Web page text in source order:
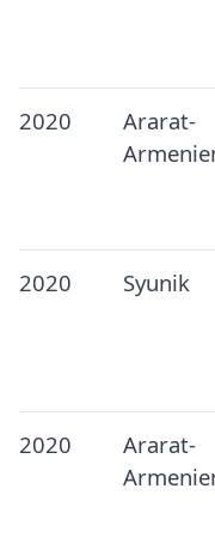
2020
Ararat-
2020 Syunik
2020
Ararat-